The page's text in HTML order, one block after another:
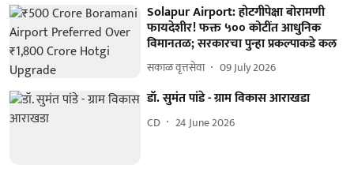
Solapur Airport: होटगीपेक्षा बोरामणी
फायदेशीर! फक्त ५०० कोटींत आधुनिक
विमानतळ; सरकारचा पुन्हा प्रकल्पाकडे कल
सकाळ वृत्तसेवा 09 July 2026
डॉ. सुमंत पांडे - ग्राम विकास आराखडा
CD 24 June 2026